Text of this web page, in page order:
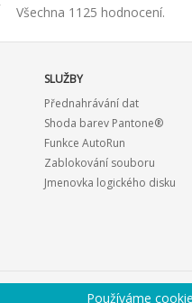
Všechna 1125 hodnocení.
SLUŽBY
Přednahrávání dat
Shoda barev Pantone®
Funkce AutoRun
Zablokování souboru
Jmenovka logického disku
Používáme